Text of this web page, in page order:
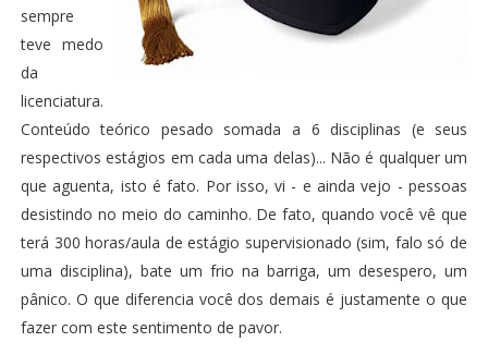
sempre
teve medo
da
licenciatura.
Conteúdo teórico pesado somada a 6 disciplinas (e seus
respectivos estágios em cada uma delas)... Não é qualquer um
que aguenta, isto é fato. Por isso, vi - e ainda vejo - pessoas
desistindo no meio do caminho. De fato, quando você vê que
terá 300 horas/aula de estágio supervisionado (sim, falo só de
uma disciplina), bate um frio na barriga, um desespero, um
pânico. O que diferencia você dos demais é justamente o que
fazer com este sentimento de pavor.